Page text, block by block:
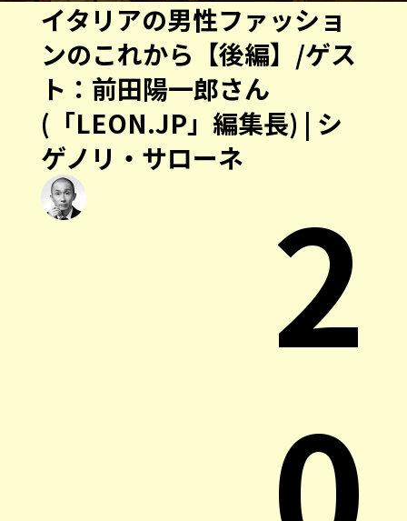
イタリアの男性ファッショ
ンのこれから【後編】/ゲス
ト：前田陽一郎さん
(「LEON.JP」編集長) | シ
ゲノリ・サローネ
2